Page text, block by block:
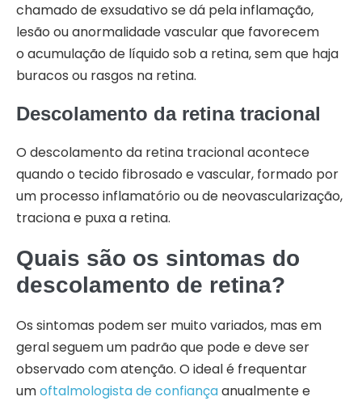
chamado de exsudativo se dá pela inflamação,
lesão ou anormalidade vascular que favorecem
o acumulação de líquido sob a retina, sem que haja
buracos ou rasgos na retina.
Descolamento da retina tracional
O descolamento da retina tracional acontece
quando o tecido fibrosado e vascular, formado por
um processo inflamatório ou de neovascularização,
traciona e puxa a retina.
Quais são os sintomas do
descolamento de retina?
Os sintomas podem ser muito variados, mas em
geral seguem um padrão que pode e deve ser
observado com atenção. O ideal é frequentar
umoftalmologista de confiançaanualmente e